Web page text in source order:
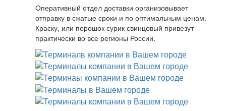
Оперативный отдел доставки организовывает
отправку в сжатые сроки и по оптимальным ценам.
Краску, или порошок сурик свинцовый привезут
практически во все регионы России.